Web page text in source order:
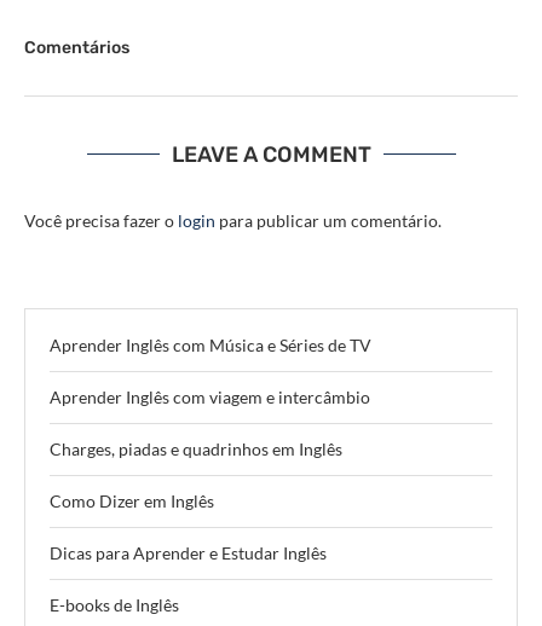
Comentários
LEAVE A COMMENT
Você precisa fazer o login para publicar um comentário.
Aprender Inglês com Música e Séries de TV
Aprender Inglês com viagem e intercâmbio
Charges, piadas e quadrinhos em Inglês
Como Dizer em Inglês
Dicas para Aprender e Estudar Inglês
E-books de Inglês